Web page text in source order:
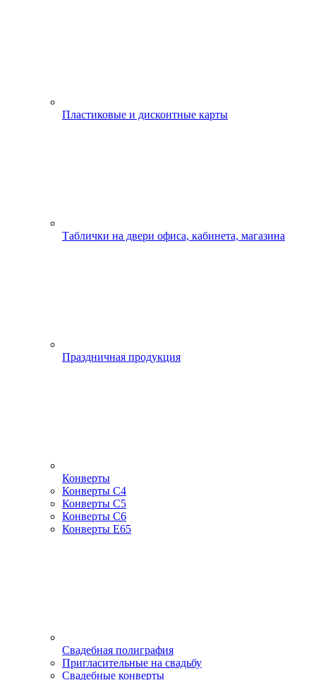
Пластиковые и дисконтные карты
Таблички на двери офиса, кабинета, магазина
Праздничная продукция
Конверты
Конверты С4
Конверты С5
Конверты С6
Конверты Е65
Свадебная полиграфия
Пригласительные на свадьбу
Свадебные конверты